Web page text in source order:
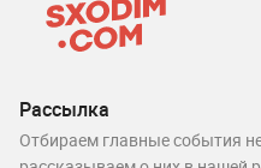
Рассылка
Отбираем главные события